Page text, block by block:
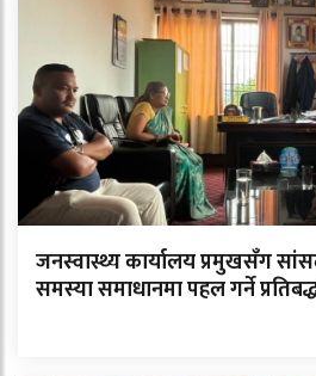
जनस्वास्थ्य कार्यालय प्रमुखसँग
समस्या समाधानमा पहल गर्ने